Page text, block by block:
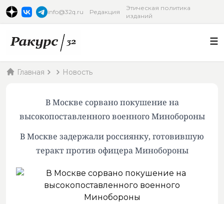
info@32q.ru Редакция
Этическая политика
изданий
Главная Новость
В Москве сорвано покушение на
высокопоставленного военного Минобороны
В Москве задержали россиянку, готовившую
теракт против офицера Минобороны